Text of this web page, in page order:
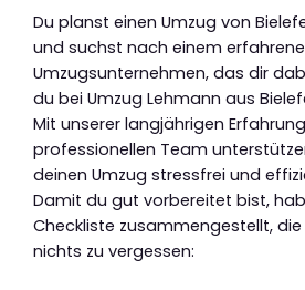
Du planst einen Umzug von
und suchst nach einem
Umzugsunternehmen, das dir
du bei Umzug Lehmann aus
Mit unserer langjährigen
professionellen Team
deinen Umzug stressfrei und
Damit du gut vorbereitet bist,
Checkliste zusammengestellt,
nichts zu vergessen: